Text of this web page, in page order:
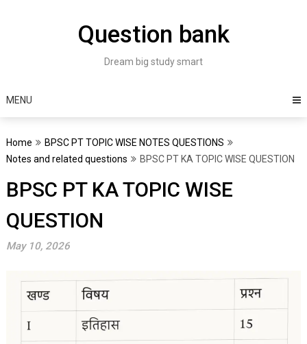
Question bank
Dream big study smart
MENU
Home
BPSC PT TOPIC WISE NOTES QUESTIONS
Notes and related questions
BPSC PT KA TOPIC WISE QUESTION
BPSC PT KA TOPIC WISE
QUESTION
May 10, 2026